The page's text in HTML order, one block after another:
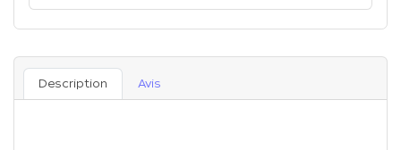
Description Avis